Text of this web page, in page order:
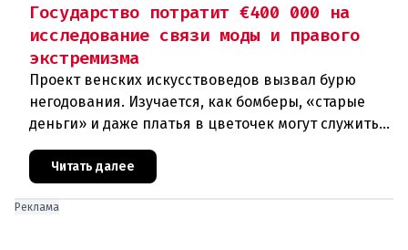
Государство потратит €400 000 на
исследование связи моды и правого
экстремизма
Проект венских искусствоведов вызвал бурю
негодования. Изучается, как бомберы, «старые
деньги» и даже платья в цветочек могут служить
инструментом пропаганды. Оппоненты требуют
ответа от министра наук
Читать далее
Реклама